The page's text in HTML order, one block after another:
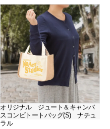
オリジナル ジュート＆キャンバ
スコンビトートバッグ(S) ナチュ
ラル